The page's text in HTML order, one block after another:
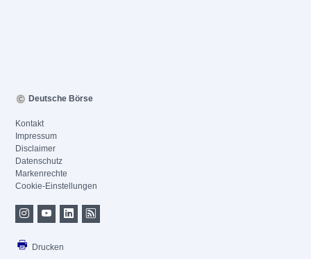
Deutsche Börse
Kontakt
Impressum
Disclaimer
Datenschutz
Markenrechte
Cookie-Einstellungen
Drucken